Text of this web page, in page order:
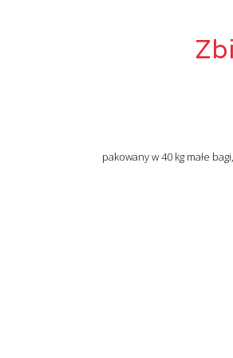
pakowany w 40 kg małe